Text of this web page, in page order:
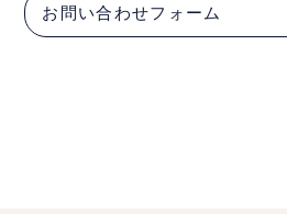
お問い合わせフォーム